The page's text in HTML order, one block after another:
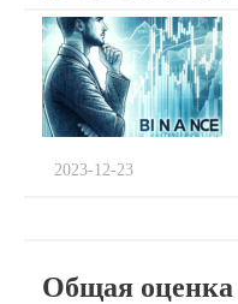
2023-12-23
Общая оценка